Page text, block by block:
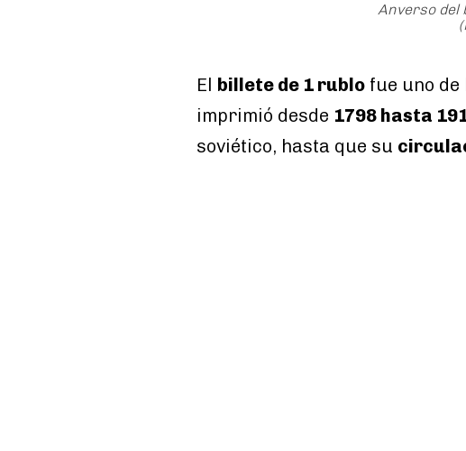
Anverso del
El billete de 1 rublo fue uno
imprimió desde 1798 hasta
soviético, hasta que su